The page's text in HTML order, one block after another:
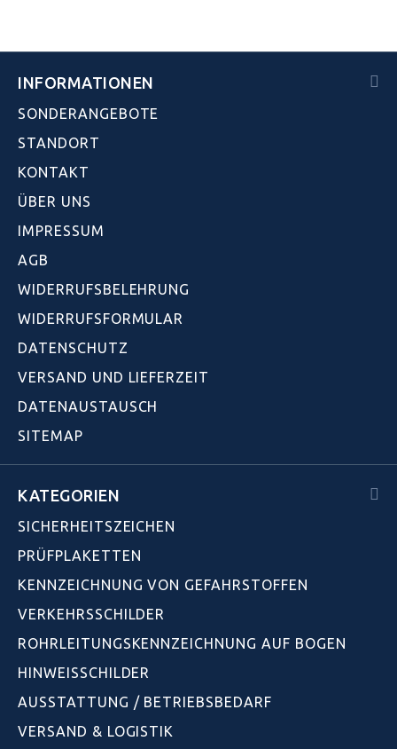
INFORMATIONEN
SONDERANGEBOTE
STANDORT
KONTAKT
ÜBER UNS
IMPRESSUM
AGB
WIDERRUFSBELEHRUNG
WIDERRUFSFORMULAR
DATENSCHUTZ
VERSAND UND LIEFERZEIT
DATENAUSTAUSCH
SITEMAP
KATEGORIEN
SICHERHEITSZEICHEN
PRÜFPLAKETTEN
KENNZEICHNUNG VON GEFAHRSTOFFEN
VERKEHRSSCHILDER
ROHRLEITUNGSKENNZEICHNUNG AUF BOGEN
HINWEISSCHILDER
AUSSTATTUNG / BETRIEBSBEDARF
VERSAND & LOGISTIK